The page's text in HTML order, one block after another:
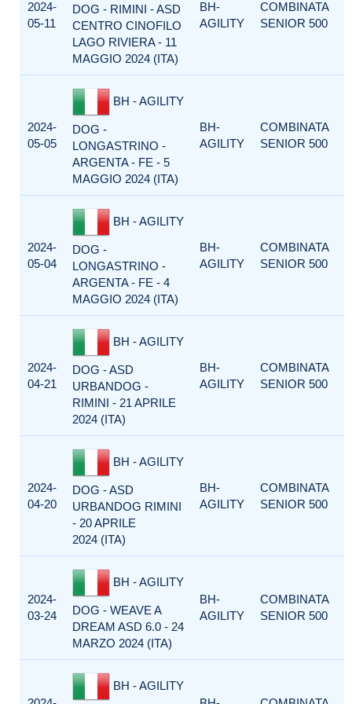
2024-
05-11
DOG - RIMINI - ASD
CENTRO CINOFILO
LAGO RIVIERA - 11
MAGGIO 2024 (ITA)
BH-
AGILITY
COMBINATA
SENIOR 500
2024-
05-05
BH - AGILITY
DOG -
LONGASTRINO -
ARGENTA - FE - 5
MAGGIO 2024 (ITA)
BH-
AGILITY
COMBINATA
SENIOR 500
2024-
05-04
BH - AGILITY
DOG -
LONGASTRINO -
ARGENTA - FE - 4
MAGGIO 2024 (ITA)
BH-
AGILITY
COMBINATA
SENIOR 500
2024-
04-21
BH - AGILITY
DOG - ASD
URBANDOG -
RIMINI - 21 APRILE
2024 (ITA)
BH-
AGILITY
COMBINATA
SENIOR 500
2024-
04-20
BH - AGILITY
DOG - ASD
URBANDOG RIMINI
- 20 APRILE
2024 (ITA)
BH-
AGILITY
COMBINATA
SENIOR 500
2024-
03-24
BH - AGILITY
DOG - WEAVE A
DREAM ASD 6.0 - 24
MARZO 2024 (ITA)
BH-
AGILITY
COMBINATA
SENIOR 500
BH - AGILITY